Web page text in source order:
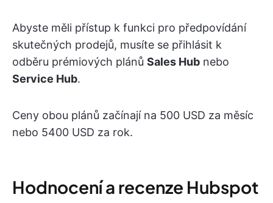
Abyste měli přístup k funkci pro předpovídání
skutečných prodejů, musíte se přihlásit k
odběru prémiových plánů Sales Hub nebo
Service Hub.
Ceny obou plánů začínají na 500 USD za měsíc
nebo 5400 USD za rok.
Hodnocení a recenze Hubspot